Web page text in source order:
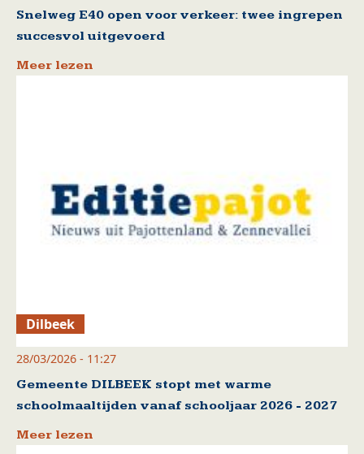
Snelweg E40 open voor verkeer: twee ingrepen
succesvol uitgevoerd
Meer lezen
Dilbeek
28/03/2026 - 11:27
Gemeente DILBEEK stopt met warme
schoolmaaltijden vanaf schooljaar 2026 - 2027
Meer lezen